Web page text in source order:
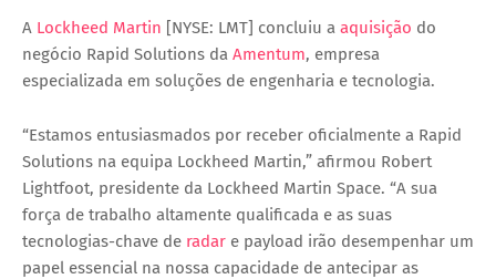
A Lockheed Martin [NYSE: LMT] concluiu a aquisição do
negócio Rapid Solutions da Amentum, empresa
especializada em soluções de engenharia e tecnologia.
“Estamos entusiasmados por receber oficialmente a Rapid
Solutions na equipa Lockheed Martin,” afirmou Robert
Lightfoot, presidente da Lockheed Martin Space. “A sua
força de trabalho altamente qualificada e as suas
tecnologias-chave de radar e payload irão desempenhar um
papel essencial na nossa capacidade de antecipar as